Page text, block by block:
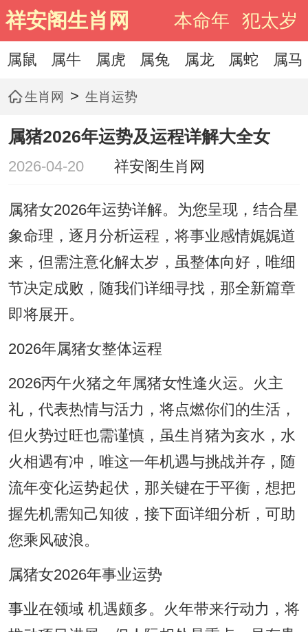
祥安阁生肖网 本命年 犯太岁
属鼠 属牛 属虎 属兔 属龙 属蛇 属马
生肖网 > 生肖运势
属猪2026年运势及运程详解大全女
2026-04-20 祥安阁生肖网
属猪女2026年运势详解。为您呈现，结合星
象命理，逐月分析运程，将事业感情娓娓道
来，但需注意化解太岁，虽整体向好，唯细
节决定成败，随我们详细寻找，那全新篇章
即将展开。
2026年属猪女整体运程
2026丙午火猪之年属猪女性逢火运。火主
礼，代表热情与活力，将点燃你们的生活，
但火势过旺也需谨慎，虽生肖猪为亥水，水
火相遇有冲，唯这一年机遇与挑战并存，随
流年变化运势起伏，那关键在于平衡，想把
握先机需知己知彼，接下面详细分析，可助
您乘风破浪。
属猪女2026年事业运势
事业在领域 机遇颇多。火年带来行动力，将